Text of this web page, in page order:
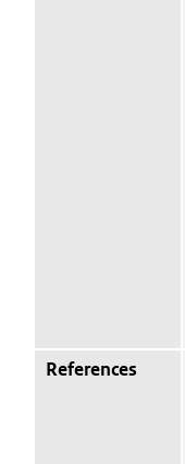
References